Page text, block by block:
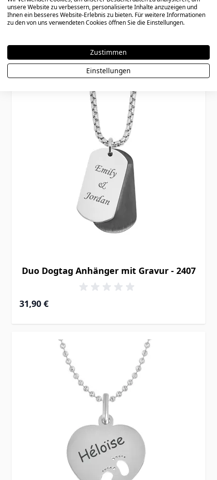
Gravur - 2404
34,90 €
Duo Dogtag Anhänger mit Gravur - 2407
31,90 €
unsere Website zu verbessern, personalisierte Inhalte anzuzeigen und
Ihnen ein besseres Website-Erlebnis zu bieten. Für weitere Informationen
zu den von uns verwendeten Cookies öffnen Sie die Einstellungen.
Zustimmen
Einstellungen